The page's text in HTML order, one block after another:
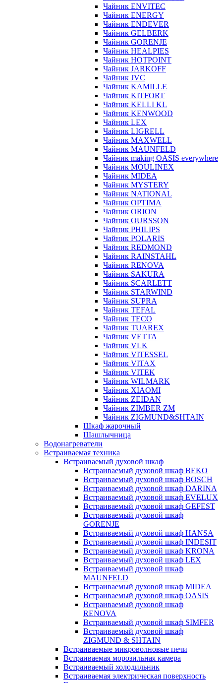
Чайник ENVITEC
Чайник ENERGY
Чайник ENDEVER
Чайник GELBERK
Чайник GORENJE
Чайник HEALPIES
Чайник HOTPOINT
Чайник JARKOFF
Чайник JVC
Чайник KAMILLE
Чайник KITFORT
Чайник KELLI KL
Чайник KENWOOD
Чайник LEX
Чайник LIGRELL
Чайник MAXWELL
Чайник MAUNFELD
Чайник making OASIS everywhere
Чайник MOULINEX
Чайник MIDEA
Чайник MYSTERY
Чайник NATIONAL
Чайник OPTIMA
Чайник ORION
Чайник OURSSON
Чайник PHILIPS
Чайник POLARIS
Чайник REDMOND
Чайник RAINSTAHL
Чайник RENOVA
Чайник SAKURA
Чайник SCARLETT
Чайник STARWIND
Чайник SUPRA
Чайник TEFAL
Чайник TECO
Чайник TUAREX
Чайник VETTA
Чайник VLK
Чайник VITESSEL
Чайник VITAX
Чайник VITEK
Чайник WILMARK
Чайник XIAOMI
Чайник ZEIDAN
Чайник ZIMBER ZM
Чайник ZIGMUND&SHTAIN
Шкаф жарочный
Шашлычница
Водонагреватели
Встраиваемая техника
Встраиваемый духовой шкаф
Встраиваемый духовой шкаф BEKO
Встраиваемый духовой шкаф BOSCH
Встраиваемый духовой шкаф DARINA
Встраиваемый духовой шкаф EVELUX
Встраиваемый духовой шкаф GEFEST
Встраиваемый духовой шкаф
GORENJE
Встраиваемый духовой шкаф HANSA
Встраиваемый духовой шкаф INDESIT
Встраиваемый духовой шкаф KRONA
Встраиваемый духовой шкаф LEX
Встраиваемый духовой шкаф
MAUNFELD
Встраиваемый духовой шкаф MIDEA
Встраиваемый духовой шкаф OASIS
Встраиваемый духовой шкаф
RENOVA
Встраиваемый духовой шкаф SIMFER
Встраиваемый духовой шкаф
ZIGMUND & SHTAIN
Встраиваемые микроволновые печи
Встраиваемая морозильная камера
Встраиваемый холодильник
Встраиваемая электрическая поверхность